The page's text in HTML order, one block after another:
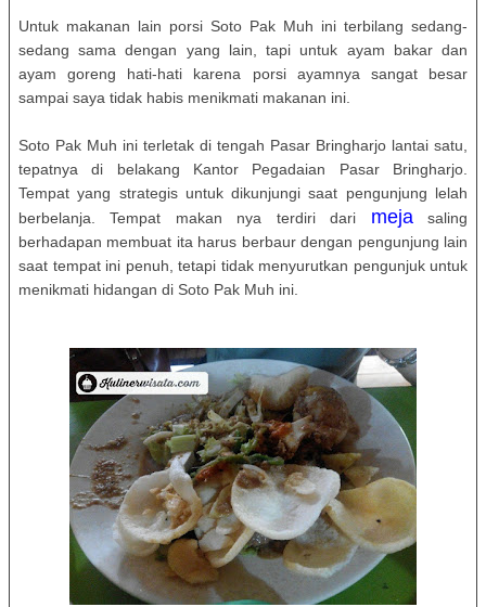
Untuk makanan lain porsi Soto Pak Muh ini terbilang sedang-
sedang sama dengan yang lain, tapi untuk ayam bakar dan
ayam goreng hati-hati karena porsi ayamnya sangat besar
sampai saya tidak habis menikmati makanan ini.
Soto Pak Muh ini terletak di tengah Pasar Bringharjo lantai satu,
tepatnya di belakang Kantor Pegadaian Pasar Bringharjo.
Tempat yang strategis untuk dikunjungi saat pengunjung lelah
berbelanja. Tempat makan nya terdiri dari mejasaling
berhadapan membuat ita harus berbaur dengan pengunjung lain
saat tempat ini penuh, tetapi tidak menyurutkan pengunjuk untuk
menikmati hidangan di Soto Pak Muh ini.